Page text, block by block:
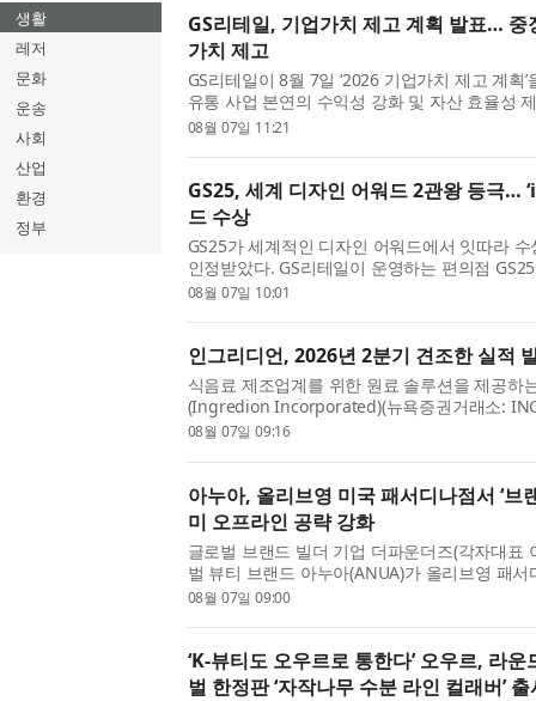
생활
레저
문화
운송
사회
산업
환경
정부
GS리테일, 기업가치 제고 계획 발표… 중
가치 제고
GS리테일이 8월 7일 ‘2026 기업가치 제고 계획
유통 사업 본연의 수익성 강화 및 자산 효율성
적인 가치를 제고하고 주주환원 정책을 강화한
08월 07일 11:21
GS25, 세계 디자인 어워드 2관왕 등극…
드 수상
GS25가 세계적인 디자인 어워드에서 잇따라
인정받았다. GS리테일이 운영하는 편의점
(Red Dot Design Award)’ 브랜드&커뮤니케이
08월 07일 10:01
인그리디언, 2026년 2분기 견조한 실적
식음료 제조업계를 위한 원료 솔루션을 제공하
(Ingredion Incorporated)(뉴욕증권거래소:
했다. 인그리디언 회장 겸 사장, 최고경영자
08월 07일 09:16
아누아, 올리브영 미국 패서디나점서 ‘브
미 오프라인 공략 강화
글로벌 브랜드 빌더 기업 더파운더즈(각자대표
벌 뷰티 브랜드 아누아(ANUA)가 올리브영 패
현지 소비자를 위한 브랜드 경험 다각화에 나선
08월 07일 09:00
‘K-뷰티도 오우르로 통한다’ 오우르, 라
벌 한정판 ‘자작나무 수분 라인 컬래버’ 출